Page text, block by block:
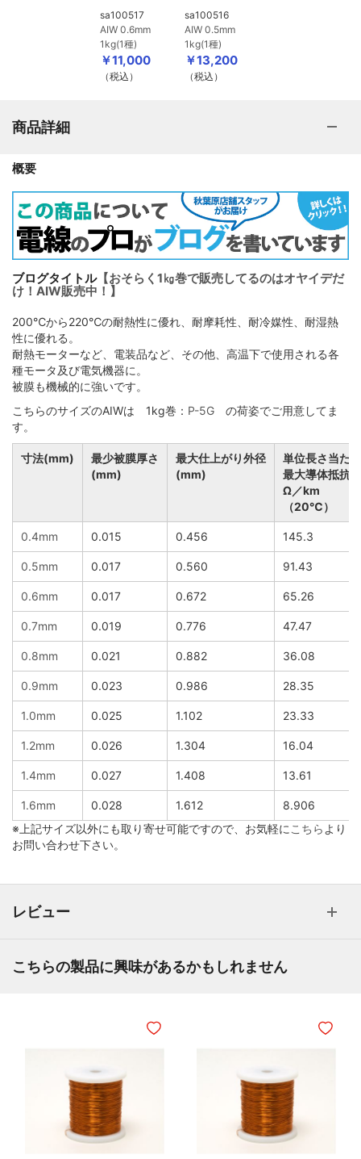
sa100517
AIW 0.6mm
1kg(1種)
￥11,000
（税込）
sa100516
AIW 0.5mm
1kg(1種)
￥13,200
（税込）
商品詳細
概要
ブログタイトル【おそらく1㎏巻で販売してるのはオヤイデだ
け！AIW販売中！】
200℃から220℃の耐熱性に優れ、耐摩耗性、耐冷媒性、耐湿熱
性に優れる。
耐熱モーターなど、電装品など、その他、高温下で使用される各
種モータ及び電気機器に。
被膜も機械的に強いです。
こちらのサイズのAIWは 1kg巻： P-5G の荷姿でご用意してま
す。
寸法(mm)
最少被膜厚さ
(mm)
最大仕上がり外径
(mm)
単位長さ当た
最大導体抵抗
Ω／km
（20℃）
0.4mm 0.015 0.456 145.3
0.5mm 0.017 0.560 91.43
0.6mm 0.017 0.672 65.26
0.7mm 0.019 0.776 47.47
0.8mm 0.021 0.882 36.08
0.9mm 0.023 0.986 28.35
1.0mm 0.025 1.102 23.33
1.2mm 0.026 1.304 16.04
1.4mm 0.027 1.408 13.61
1.6mm 0.028 1.612
8.906
※上記サイズ以外にも取り寄せ可能ですので、お気軽に こちら より
お問い合わせ下さい。
レビュー
こちらの製品に興味があるかもしれません
ほしいものリストに追加 ほしい